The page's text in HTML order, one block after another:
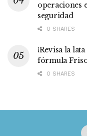
operaciones
seguridad
0 SHARES
¡Revisa la
fórmula
0 SHARES